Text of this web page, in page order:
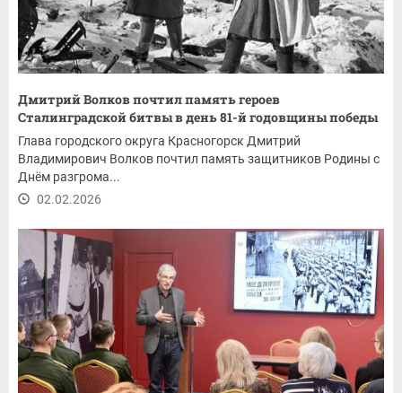
Дмитрий Волков почтил память героев
Сталинградской битвы в день 81-й годовщины победы
Глава городского округа Красногорск Дмитрий
Владимирович Волков почтил память защитников Родины с
Днём разгрома...
02.02.2026